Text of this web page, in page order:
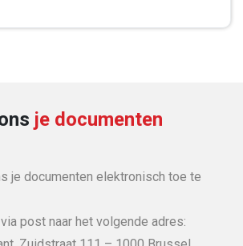
je documenten
je documenten elektronisch toe te
post naar het volgende adres: